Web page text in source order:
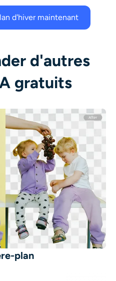
d'hiver maintenant
d'autres
gratuits
plan